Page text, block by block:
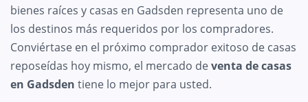
bienes raíces y casas en Gadsden representa uno de
los destinos más requeridos por los compradores.
Conviértase en el próximo comprador exitoso de casas
reposeídas hoy mismo, el mercado deventa de casas
en Gadsden tiene lo mejor para usted.